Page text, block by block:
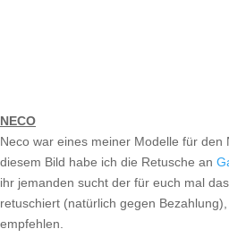
NECO
Neco war eines meiner Modelle für den
diesem Bild habe ich die Retusche an
ihr jemanden sucht der für euch mal
retuschiert (natürlich gegen
empfehlen.